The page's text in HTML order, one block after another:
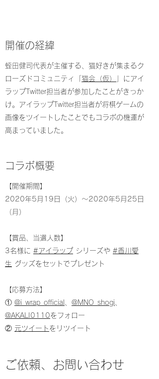
​​開催の経緯
​蛭田健司代表が主催する、猫好きが集まるク
ローズドコミュニティ「 猫会（仮）
」にアイ
ラップTwitter担当者が参加したことがきっか
け。アイラップTwitter担当者が将棋ゲームの
画像をツイートしたことでもコラボの機運が
高まっていました。
​​コラボ概要
【開催期間】
2020年5月19日（火）～2020年5月25日
（月）
【賞品、当選人数】
3名様に #アイラップ シリーズや #香川愛
生 グッズをセットでプレゼント
【応募方法】
① @i_wrap_official @MNO_shogi
@AKALI0110をフォロー
② 元ツイート をリツイート
ご依頼、お問い合わせ